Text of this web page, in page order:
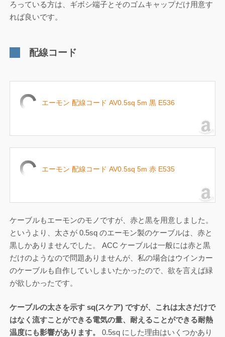
ろっている方は、ギボシ端子とそのゴムキャップだけ用意す
れば良いです。
配線コード
エーモン 配線コード AV0.5sq 5m 黒 E536
エーモン 配線コード AV0.5sq 5m 赤 E535
ケーブルもエーモンのモノですが、赤と黒を用意しました。
というより、太さが 0.5sq のエーモン製のケーブルは、赤と
黒しかありませんでした。 ACC ケーブルは一般には赤と黒
だけのようなので問題ありませんが、私の場合はウインカー
のケーブルも自作していしまいたかったので、欲を言えば緑
が欲しかったです。
ケーブルの太さを示す sq(スケア) ですが、これは太さだけで
はなく流すことができる電気の量、耐えることができる耐熱
温度にも影響があります。
0.5sq にした理由はいくつかあり